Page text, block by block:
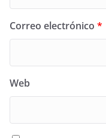
Correo electrónico *
Web